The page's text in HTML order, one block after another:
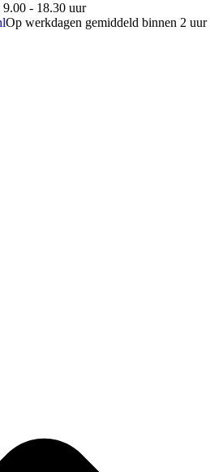
- 18.30 uur
Op werkdagen gemiddeld binnen 2